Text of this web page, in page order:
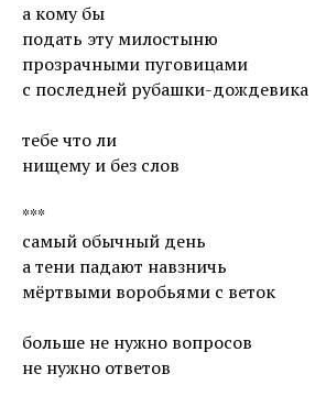
а кому бы
подать эту милостыню
прозрачными пуговицами
с последней рубашки-дождевика
тебе что ли
нищему и без слов
***
самый обычный день
а тени падают навзничь
мёртвыми воробьями с веток
больше не нужно вопросов
не нужно ответов